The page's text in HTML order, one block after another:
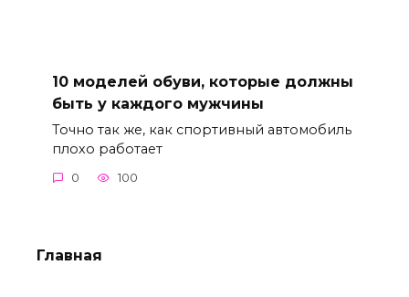
10 моделей обуви, которые должны
быть у каждого мужчины
Точно так же, как спортивный автомобиль
плохо работает
0 100
Главная